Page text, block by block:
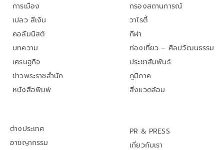
การเมือง
เปลว สีเงิน
คอลัมนิสต์
บทความ
เศรษฐกิจ
ข่าวพระราชสำนัก
หนังสือพิมพ์
กรองสถานการณ์
วาไรตี้
กีฬา
ท่องเที่ยว – ศิลปวัฒนธรรม
ประชาสัมพันธ์
ภูมิภาค
สิ่งแวดล้อม
ต่างประเทศ
อาชญากรรม
PR & PRESS
เกี่ยวกับเรา